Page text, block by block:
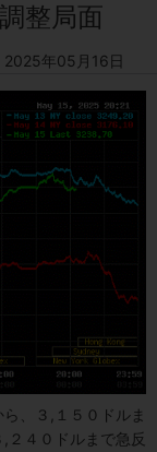
整局面
2025年05月16日
、３,１５０ドルま
２４０ドルまで急反